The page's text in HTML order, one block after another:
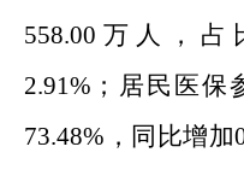
558.00 万人 ， 占
2.91% ； 居民医保
73.48% ，同比增加